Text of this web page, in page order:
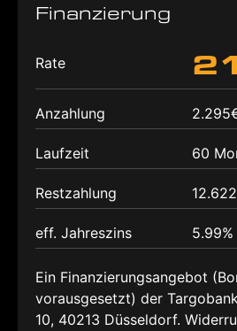
Finanzierung
Rate
Anzahlung
Laufzeit 60
Restzahlung
eff. Jahreszins 5.99%
Ein Finanzierungsangebot
vorausgesetzt) der
10, 40213 Düsseldorf.